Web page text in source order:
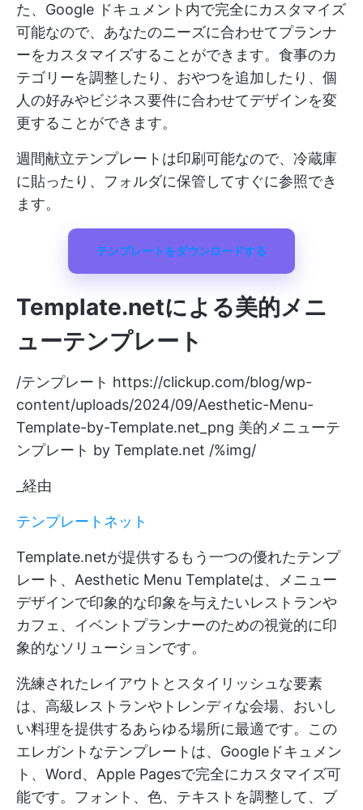
た、Google ドキュメント内で完全にカスタマイズ
可能なので、あなたのニーズに合わせてプランナ
ーをカスタマイズすることができます。食事のカ
テゴリーを調整したり、おやつを追加したり、個
人の好みやビジネス要件に合わせてデザインを変
更することができます。
週間献立テンプレートは印刷可能なので、冷蔵庫
に貼ったり、フォルダに保管してすぐに参照でき
ます。
テンプレートをダウンロードする
Template.netによる美的メニ
ューテンプレート
/テンプレート https://clickup.com/blog/wp-
content/uploads/2024/09/Aesthetic-Menu-
Template-by-Template.net_png 美的メニューテ
ンプレート by Template.net /%img/
_経由
テンプレートネット
Template.netが提供するもう一つの優れたテンプ
レート、Aesthetic Menu Templateは、メニュー
デザインで印象的な印象を与えたいレストランや
カフェ、イベントプランナーのための視覚的に印
象的なソリューションです。
洗練されたレイアウトとスタイリッシュな要素
は、高級レストランやトレンディな会場、おいし
い料理を提供するあらゆる場所に最適です。この
エレガントなテンプレートは、Googleドキュメン
ト、Word、Apple Pagesで完全にカスタマイズ可
能です。フォント、色、テキストを調整して、ブ